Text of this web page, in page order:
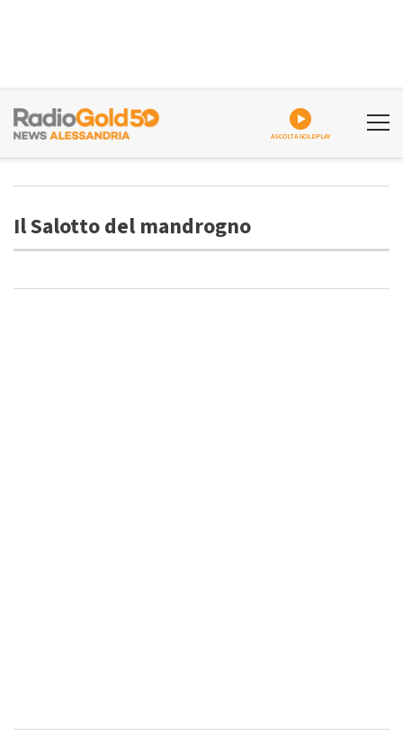
ASCOLTA GOLDPLAY
Il Salotto del mandrogno